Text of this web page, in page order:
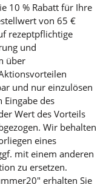
10 % Rabatt für Ihre
von 65 €
rezeptpflichtige
und
über
und nur einzulösen
des
Wert des Vorteils
Wir behalten
eines
mit einem anderen
zu ersetzen.
erhalten Sie